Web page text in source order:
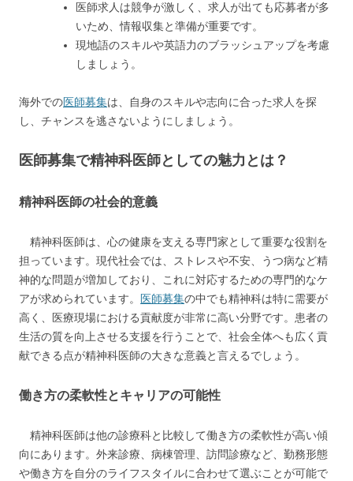
医師求人は競争が激しく、求人が出ても応募者が多
いため、情報収集と準備が重要です。
現地語のスキルや英語力のブラッシュアップを考慮
しましょう。
海外での医師募集は、自身のスキルや志向に合った求人を探
し、チャンスを逃さないようにしましょう。
医師募集で精神科医師としての魅力とは？
精神科医師の社会的意義
精神科医師は、心の健康を支える専門家として重要な役割を
担っています。現代社会では、ストレスや不安、うつ病など精
神的な問題が増加しており、これに対応するための専門的なケ
アが求められています。
医師募集の中でも精神科は特に需要が
高く、医療現場における貢献度が非常に高い分野です。患者の
生活の質を向上させる支援を行うことで、社会全体へも広く貢
献できる点が精神科医師の大きな意義と言えるでしょう。
働き方の柔軟性とキャリアの可能性
精神科医師は他の診療科と比較して働き方の柔軟性が高い傾
向にあります。外来診療、病棟管理、訪問診療など、勤務形態
や働き方を自分のライフスタイルに合わせて選ぶことが可能で